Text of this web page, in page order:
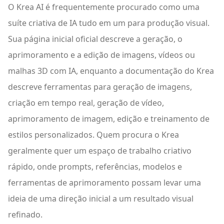
O Krea AI é frequentemente procurado como uma
suíte criativa de IA tudo em um para produção visual.
Sua página inicial oficial descreve a geração, o
aprimoramento e a edição de imagens, vídeos ou
malhas 3D com IA, enquanto a documentação do Krea
descreve ferramentas para geração de imagens,
criação em tempo real, geração de vídeo,
aprimoramento de imagem, edição e treinamento de
estilos personalizados. Quem procura o Krea
geralmente quer um espaço de trabalho criativo
rápido, onde prompts, referências, modelos e
ferramentas de aprimoramento possam levar uma
ideia de uma direção inicial a um resultado visual
refinado.